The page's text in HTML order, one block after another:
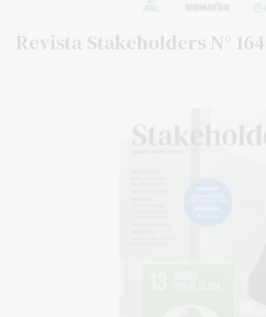
Revista Stakeholders N° 164